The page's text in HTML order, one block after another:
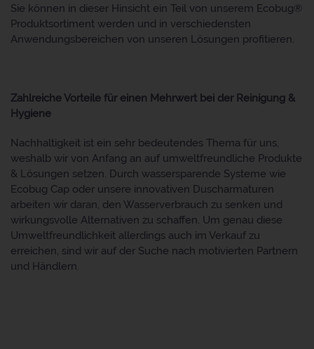
Sie können in dieser Hinsicht ein Teil von unserem Ecobug®
Produktsortiment werden und in verschiedensten
Anwendungsbereichen von unseren Lösungen profitieren.
Zahlreiche Vorteile für einen Mehrwert bei der Reinigung &
Hygiene
Nachhaltigkeit ist ein sehr bedeutendes Thema für uns,
weshalb wir von Anfang an auf umweltfreundliche Produkte
& Lösungen setzen. Durch wassersparende Systeme wie
Ecobug Cap oder unsere innovativen Duscharmaturen
arbeiten wir daran, den Wasserverbrauch zu senken und
wirkungsvolle Alternativen zu schaffen. Um genau diese
Umweltfreundlichkeit allerdings auch im Verkauf zu
erreichen, sind wir auf der Suche nach motivierten Partnern
und Händlern.